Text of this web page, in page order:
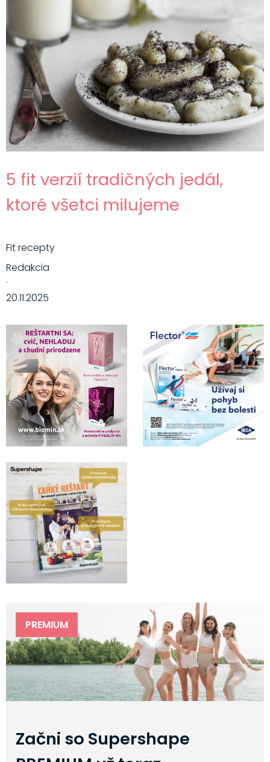
5 fit verzií tradičných jedál,
ktoré všetci milujeme
Fit recepty
Redakcia
·
20.11.2025
PREMIUM
Začni so Supershape